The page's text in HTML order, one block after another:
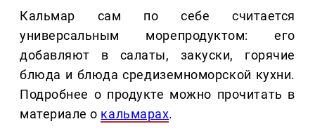
Кальмар сам по себе считается
универсальным морепродуктом: его
добавляют в салаты, закуски, горячие
блюда и блюда средиземноморской кухни.
Подробнее о продукте можно прочитать в
материале о кальмарах.